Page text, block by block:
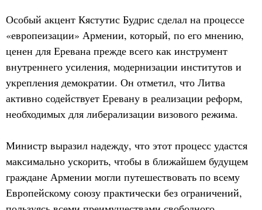
Особый акцент Кястутис Будрис сделал на процессе
«европеизации» Армении, который, по его мнению,
ценен для Еревана прежде всего как инструмент
внутреннего усиления, модернизации институтов и
укрепления демократии. Он отметил, что Литва
активно содействует Еревану в реализации реформ,
необходимых для либерализации визового режима.
Министр выразил надежду, что этот процесс удастся
максимально ускорить, чтобы в ближайшем будущем
граждане Армении могли путешествовать по всему
Европейскому союзу практически без ограничений,